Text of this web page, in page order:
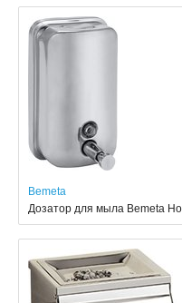
Bemeta
Дозатор для мыла Bemeta